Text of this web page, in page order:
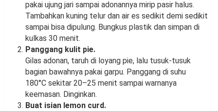
pakai ujung jari sampai adonannya mirip pasir halus.
Tambahkan kuning telur dan air es sedikit demi sedikit
sampai bisa dipulung. Bungkus plastik dan simpan di
kulkas 30 menit.
Panggang kulit pie.
Gilas adonan, taruh di loyang pie, lalu tusuk-tusuk
bagian bawahnya pakai garpu. Panggang di suhu
180°C sekitar 20–25 menit sampai warnanya
keemasan. Dinginkan.
Buat isian lemon curd.